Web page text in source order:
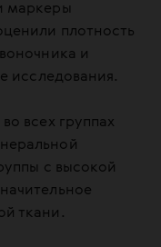
маркеры
плотность
и
исследования.
всех группах
с высокой
ткани.